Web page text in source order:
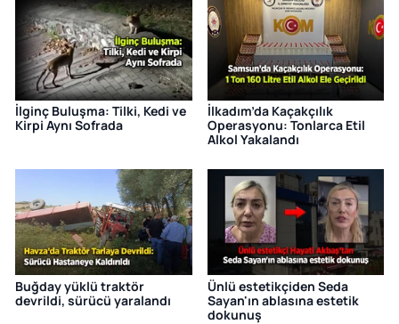
İlginç Buluşma: Tilki, Kedi ve
Kirpi Aynı Sofrada
İlkadım’da Kaçakçılık
Operasyonu: Tonlarca Etil
Alkol Yakalandı
Buğday yüklü traktör
devrildi, sürücü yaralandı
Ünlü estetikçiden Seda
Sayan'ın ablasına estetik
dokunuş